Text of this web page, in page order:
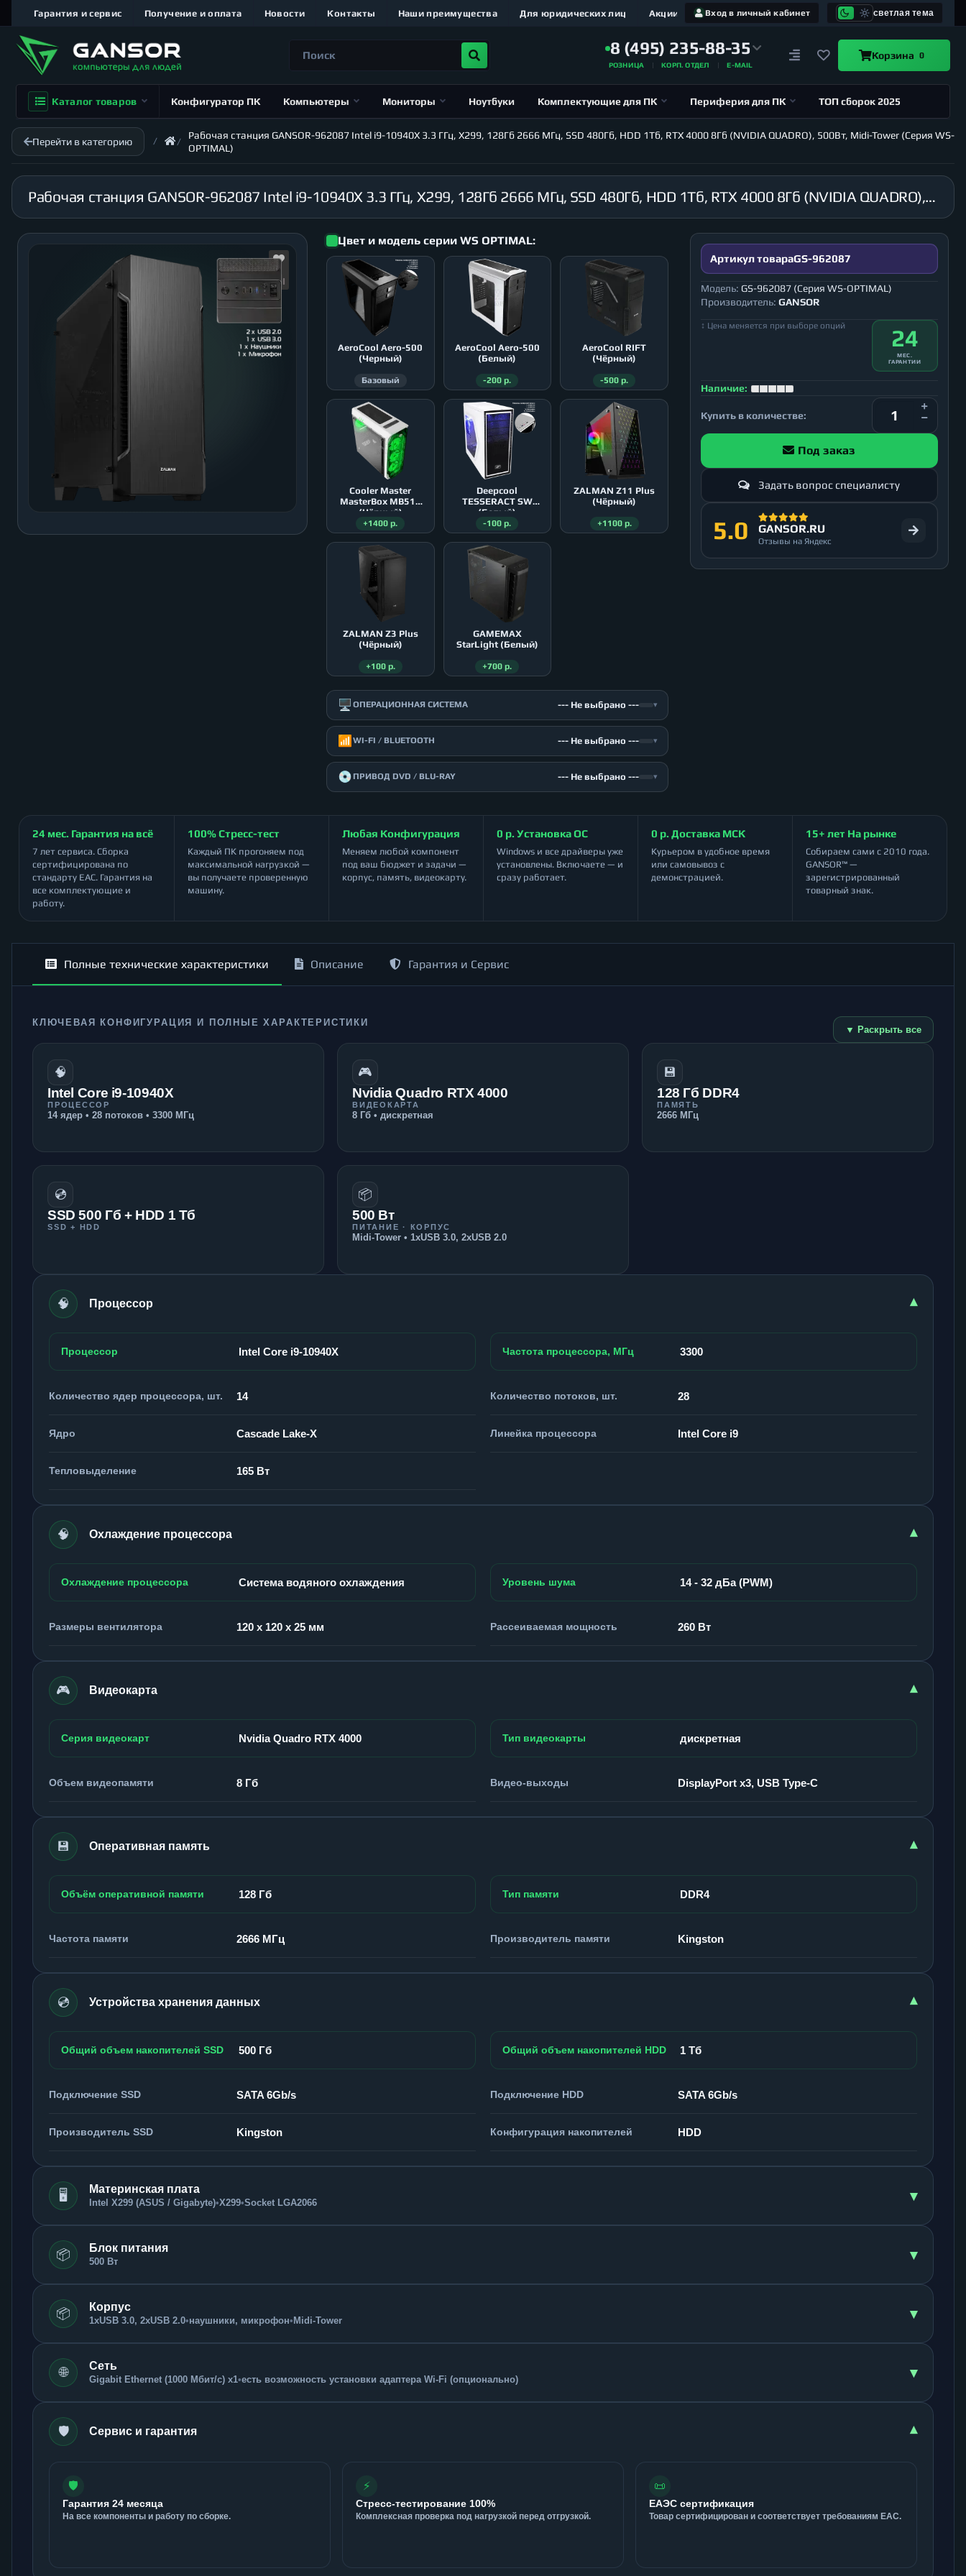
Вход в личный кабинет светлая тема
Гарантия и сервис Получение и оплата Новости Контакты Наши преимущества Для юридических лиц Акции
8 (495) 235-88-35
РОЗНИЦА КОРП. ОТДЕЛ E-MAIL
Корзина 0
Каталог товаров Конфигуратор ПК Компьютеры Мониторы Ноутбуки Комплектующие для ПК Периферия для ПК ТОП сборок 2025
Перейти в категорию
Рабочая станция GANSOR-962087 Intel i9-10940X 3.3 ГГц, X299, 128Гб 2666 МГц, SSD 480Гб, HDD 1Тб, RTX 4000 8Гб (NVIDIA QUADRO), 500Вт, Midi-Tower (Серия WS-
OPTIMAL)
Рабочая станция GANSOR-962087 Intel i9-10940X 3.3 ГГц, X299, 128Гб 2666 МГц, SSD 480Гб, HDD 1Тб, RTX 4000 8Гб (NVIDIA QUADRO), 500Вт, Midi-Tower (Серия WS-OPTIMAL)
Цвет и модель серии WS OPTIMAL:
AeroСool Aero-500
(Черный)
Базовый
AeroСool Aero-500
(Белый)
-200 р.
AeroСool RIFT
(Чёрный)
-500 р.
Cooler Master
MasterBox MB511
(Чёрный)
+1400 р.
Deepcool
TESSERACT SW
(Белый)
-100 р.
ZALMAN Z11 Plus
(Чёрный)
+1100 р.
ZALMAN Z3 Plus
(Чёрный)
+100 р.
GAMEMAX
StarLight (Белый)
+700 р.
🖥️ ОПЕРАЦИОННАЯ СИСТЕМА --- Не выбрано --- ▾
📶 WI-FI / BLUETOOTH --- Не выбрано --- ▾
💿 ПРИВОД DVD / BLU-RAY --- Не выбрано --- ▾
Артикул товараGS-962087
Модель: GS-962087 (Серия WS-OPTIMAL)
Производитель: GANSOR
↕ Цена меняется при выборе опций 24
МЕС.
ГАРАНТИИ
Наличие:
Купить в количестве:
Под заказ
Задать вопрос специалисту
5.0 GANSOR.RU
Отзывы на Яндекс
24 мес. Гарантия на всё
7 лет сервиса. Сборка
сертифицирована по
стандарту ЕАС. Гарантия на
все комплектующие и
работу.
100% Стресс-тест
Каждый ПК прогоняем под
максимальной нагрузкой —
вы получаете проверенную
машину.
Любая Конфигурация
Меняем любой компонент
под ваш бюджет и задачи —
корпус, память, видеокарту.
0 р. Установка ОС
Windows и все драйверы уже
установлены. Включаете — и
сразу работает.
0 р. Доставка МСК
Курьером в удобное время
или самовывоз с
демонстрацией.
15+ лет На рынке
Собираем сами с 2010 года.
GANSOR™ —
зарегистрированный
товарный знак.
Полные технические характеристики Описание Гарантия и Сервис
КЛЮЧЕВАЯ КОНФИГУРАЦИЯ И ПОЛНЫЕ ХАРАКТЕРИСТИКИ
▼ Раскрыть все
🧠
Intel Core i9-10940X
ПРОЦЕССОР
14 ядер • 28 потоков • 3300 МГц
🎮
Nvidia Quadro RTX 4000
ВИДЕОКАРТА
8 Гб • дискретная
💾
128 Гб DDR4
ПАМЯТЬ
2666 МГц
💿
SSD 500 Гб + HDD 1 Тб
SSD + HDD
📦
500 Вт
ПИТАНИЕ · КОРПУС
Midi-Tower • 1xUSB 3.0, 2xUSB 2.0
🧠 Процессор ▾
Процессор Intel Core i9-10940X Частота процессора, МГц 3300
Количество ядер процессора, шт. 14 Количество потоков, шт. 28
Ядро Cascade Lake-X Линейка процессора Intel Core i9
Тепловыделение 165 Вт
🧠 Охлаждение процессора ▾
Охлаждение процессора Система водяного охлаждения Уровень шума 14 - 32 дБа (PWM)
Размеры вентилятора 120 x 120 x 25 мм Рассеиваемая мощность 260 Вт
🎮 Видеокарта ▾
Серия видеокарт Nvidia Quadro RTX 4000 Тип видеокарты дискретная
Объем видеопамяти 8 Гб Видео-выходы DisplayPort x3, USB Type-C
💾 Оперативная память ▾
Объём оперативной памяти 128 Гб Тип памяти DDR4
Частота памяти 2666 МГц Производитель памяти Kingston
💿 Устройства хранения данных ▾
Общий объем накопителей SSD 500 Гб Общий объем накопителей HDD 1 Тб
Подключение SSD SATA 6Gb/s Подключение HDD SATA 6Gb/s
Производитель SSD Kingston Конфигурация накопителей HDD
🖥️ Материнская плата
Intel X299 (ASUS / Gigabyte)•X299•Socket LGA2066 ▾
📦 Блок питания
500 Вт ▾
📦 Корпус
1xUSB 3.0, 2xUSB 2.0•наушники, микрофон• Midi-Tower ▾
🌐 Сеть
Gigabit Ethernet (1000 Мбит/с) x1•есть возможность установки адаптера Wi-Fi (опционально) ▾
🛡️ Сервис и гарантия ▾
🛡️
Гарантия 24 месяца
На все компоненты и работу по сборке.
⚡
Стресс-тестирование 100%
Комплексная проверка под нагрузкой перед отгрузкой.
📜
ЕАЭС сертификация
Товар сертифицирован и соответствует требованиям ЕАС.